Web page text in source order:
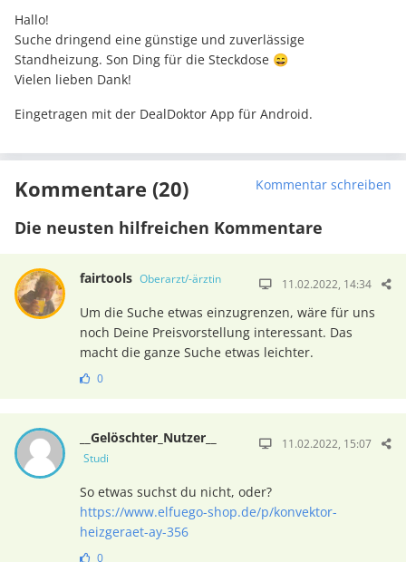
Hallo!
Suche dringend eine günstige und zuverlässige
Standheizung. Son Ding für die Steckdose 😄
Vielen lieben Dank!
Eingetragen mit der DealDoktor App für Android.
Kommentare (20) Kommentar schreiben
Die neusten hilfreichen Kommentare
fairtools Oberarzt/-ärztin 11.02.2022, 14:34
Um die Suche etwas einzugrenzen, wäre für uns
noch Deine Preisvorstellung interessant. Das
macht die ganze Suche etwas leichter.
0
__Gelöschter_Nutzer__
Studi
11.02.2022, 15:07
So etwas suchst du nicht, oder?
https://www.elfuego-shop.de/p/konvektor-
heizgeraet-ay-356
0